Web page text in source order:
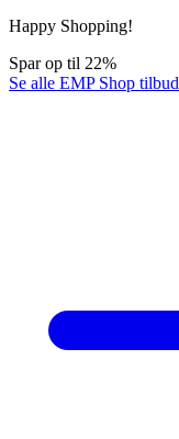
Happy Shopping!
Spar op til 22%
Se alle EMP Shop tilbud